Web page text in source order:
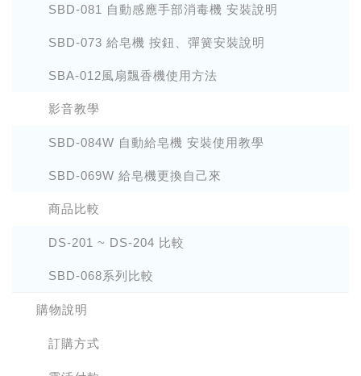
SBD-081 自動感應手部消毒機 安裝說明
SBD-073 給皂機 按鈕、彈簧安裝說明
SBA-012風扇飄香機使用方法
影音教學
SBD-084W 自動給皂機 安裝使用教學
SBD-069W 給皂機更換自己來
商品比較
DS-201 ~ DS-204 比較
SBD-068系列比較
購物說明
訂購方式